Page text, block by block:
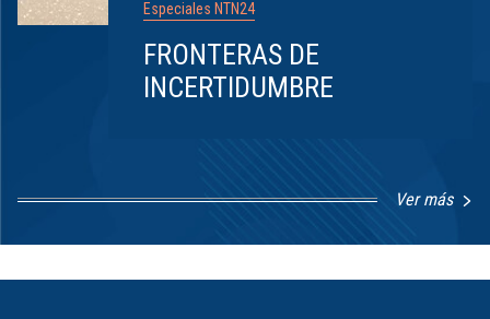
Especiales NTN24
FRONTERAS DE
INCERTIDUMBRE
Ver más
1
8